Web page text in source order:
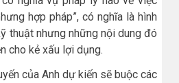
hợp pháp”, có nghĩa là hình
thuật nhưng những nội dung đó
cho kẻ xấu lợi dụng.
của Anh dự kiến sẽ buộc các